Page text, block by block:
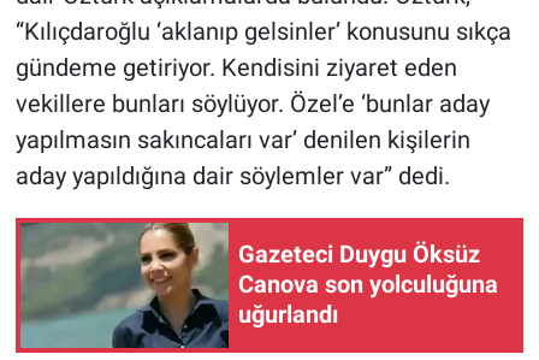
“Kılıçdaroğlu ‘aklanıp gelsinler’ konusunu sıkça
gündeme getiriyor. Kendisini ziyaret eden
vekillere bunları söylüyor. Özel’e ‘bunlar aday
yapılmasın sakıncaları var’ denilen kişilerin
aday yapıldığına dair söylemler var” dedi.
Gazeteci Duygu Öksüz
Canova son yolculuğuna
uğurlandı